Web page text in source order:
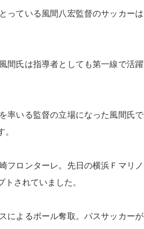
っている風間八宏監督のサッカーは
間氏は指導者としても第一線で活躍
率いる監督の立場になった風間氏で
フロンターレ。先日の横浜Ｆマリノ
されていました。
によるボール奪取。パスサッカーが